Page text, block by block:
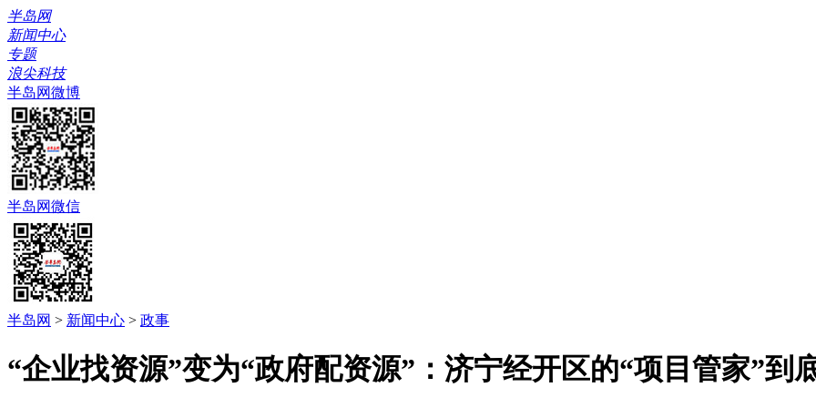
半岛网
新闻中心
专题
浪尖科技
半岛网微博
半岛网微信
半岛网 > 新闻中心 > 政事
“企业找资源”变为“政府配资源”：济宁经开区的“项目管家”到